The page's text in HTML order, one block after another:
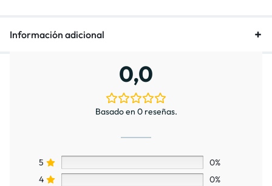
Información adicional
0,0
Basado en 0 reseñas.
5
0%
4
0%